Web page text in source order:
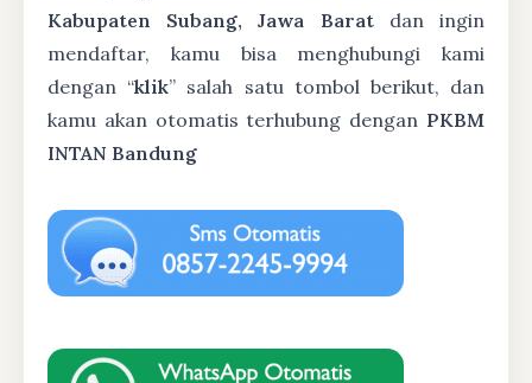
Kabupaten Subang, Jawa Baratdan ingin
mendaftar, kamu bisa menghubungi kami
dengan “klik” salah satu tombol berikut, dan
kamu akan otomatis terhubung dengan PKBM
INTAN Bandung